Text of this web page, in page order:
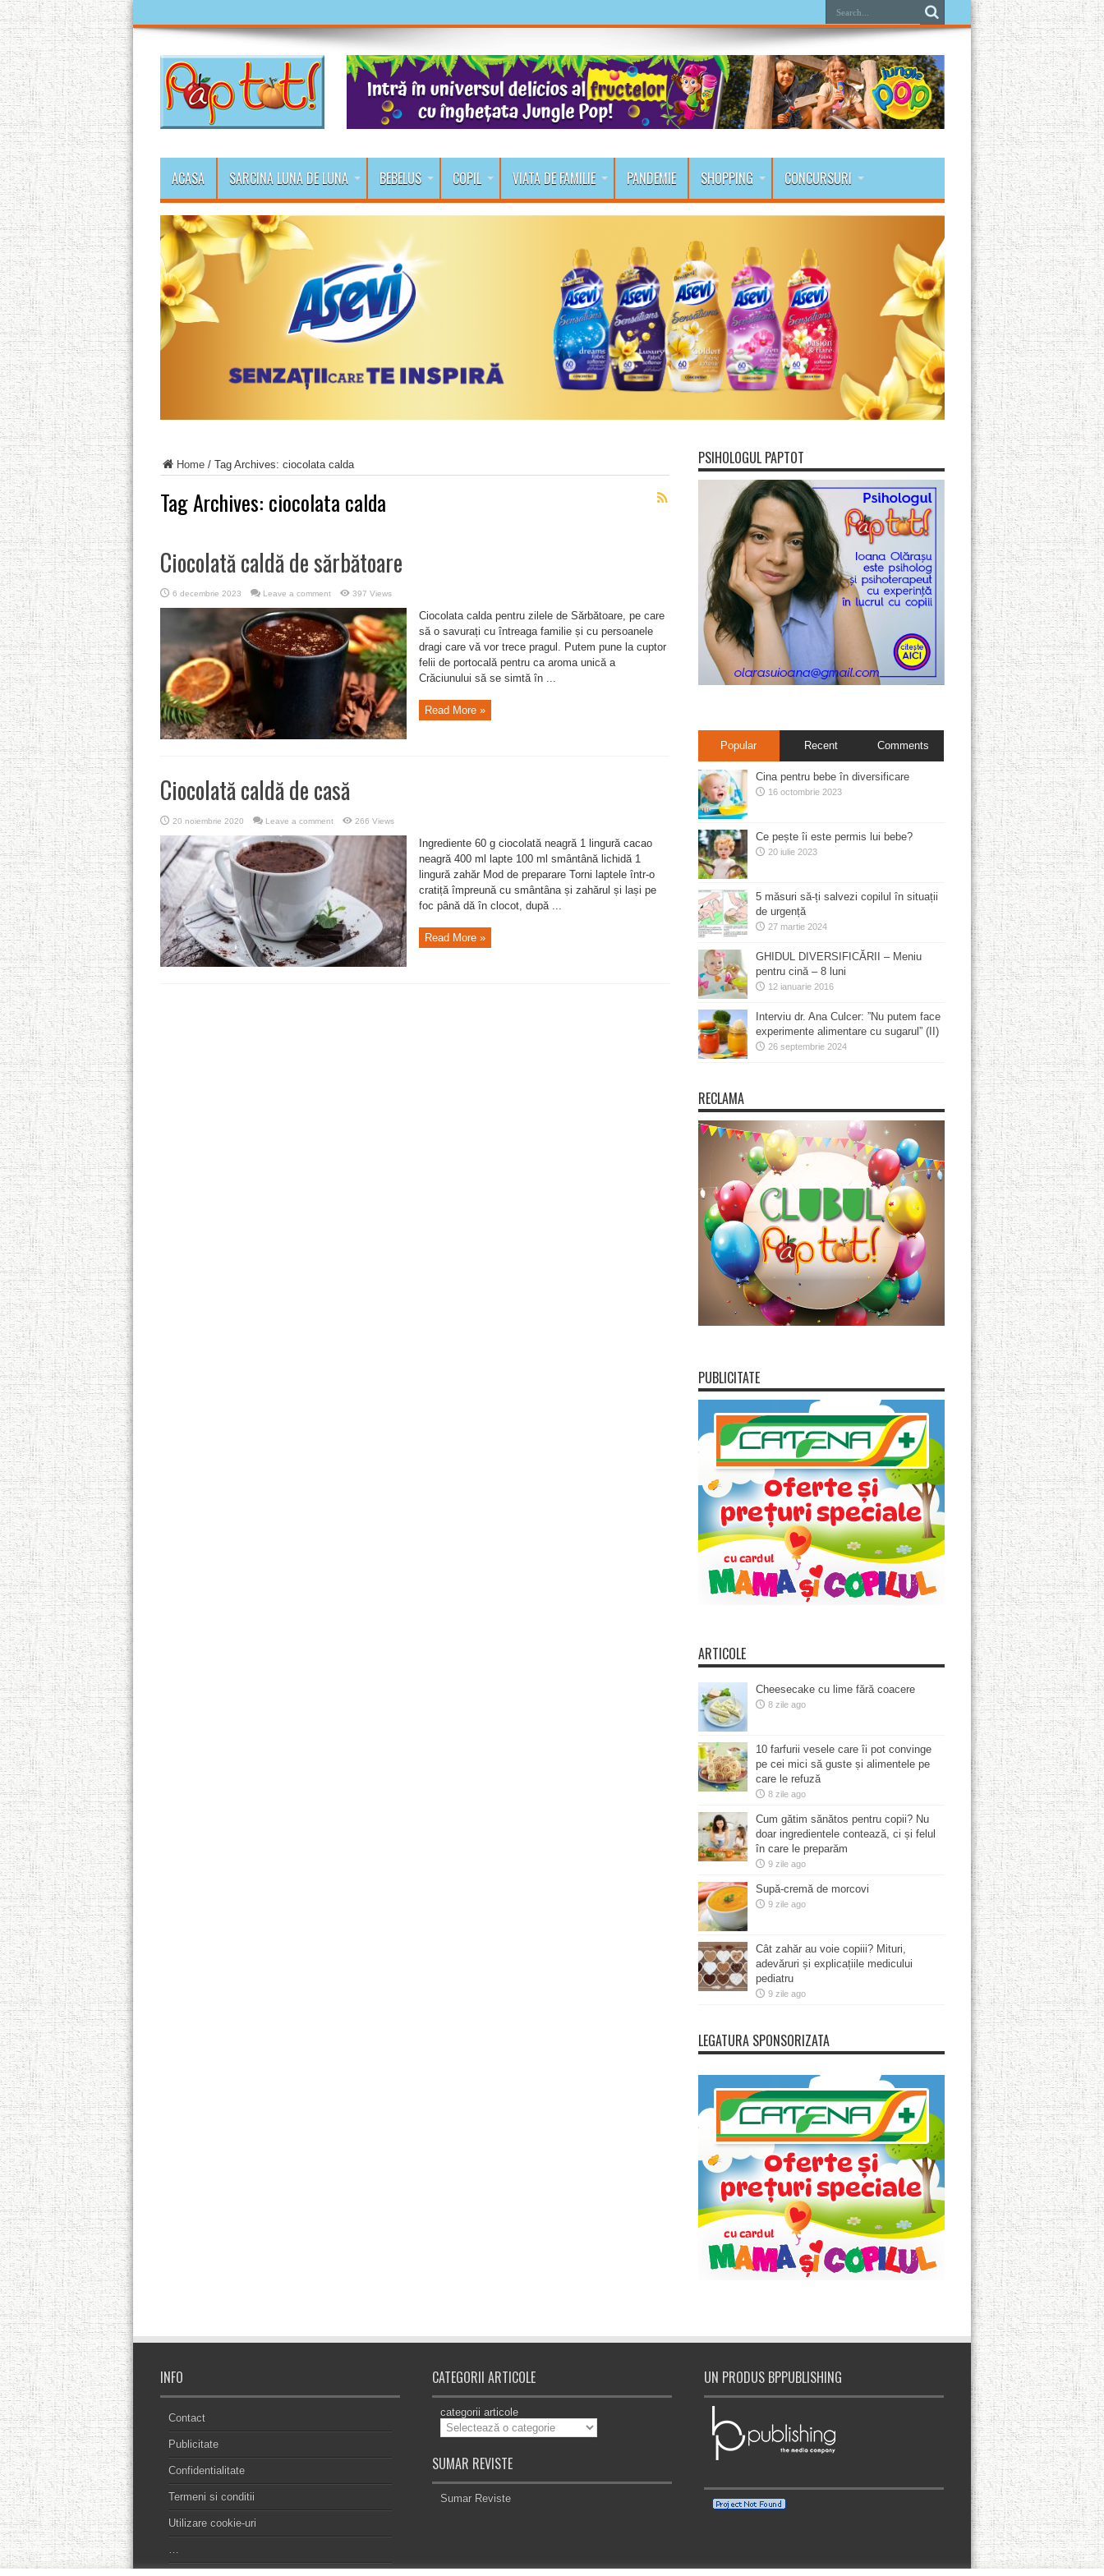
ACASA SARCINA LUNA DE LUNA BEBELUS COPIL VIATA DE FAMILIE PANDEMIE SHOPPING CONCURSURI
Home/ Tag Archives: ciocolata calda
Tag Archives: ciocolata calda
Ciocolată caldă de sărbătoare
6 decembrie 2023 Leave a comment 397 Views
Ciocolata calda pentru zilele de Sărbătoare, pe care
să o savurați cu întreaga familie și cu persoanele
dragi care vă vor trece pragul. Putem pune la cuptor
felii de portocală pentru ca aroma unică a
Crăciunului să se simtă în ...
Read More »
Ciocolată caldă de casă
20 noiembrie 2020 Leave a comment 266 Views
Ingrediente 60 g ciocolată neagră 1 lingură cacao
neagră 400 ml lapte 100 ml smântână lichidă 1
lingură zahăr Mod de preparare Torni laptele într-o
cratiță împreună cu smântâna și zahărul și lași pe
foc până dă în clocot, după ...
Read More »
PSIHOLOGUL PAPTOT
Popular Recent Comments
Cina pentru bebe în diversificare
16 octombrie 2023
Ce pește îi este permis lui bebe?
20 iulie 2023
5 măsuri să-ți salvezi copilul în situații
de urgență
27 martie 2024
GHIDUL DIVERSIFICĂRII – Meniu
pentru cină – 8 luni
12 ianuarie 2016
Interviu dr. Ana Culcer: ”Nu putem face
experimente alimentare cu sugarul” (II)
26 septembrie 2024
RECLAMA
PUBLICITATE
ARTICOLE
Cheesecake cu lime fără coacere
8 zile ago
10 farfurii vesele care îi pot convinge
pe cei mici să guste și alimentele pe
care le refuză
8 zile ago
Cum gătim sănătos pentru copii? Nu
doar ingredientele contează, ci și felul
în care le preparăm
9 zile ago
Supă-cremă de morcovi
9 zile ago
Cât zahăr au voie copiii? Mituri,
adevăruri și explicațiile medicului
pediatru
9 zile ago
LEGATURA SPONSORIZATA
INFO
Contact
Publicitate
Confidentialitate
Termeni si conditii
Utilizare cookie-uri
…
CATEGORII ARTICOLE
categorii articole
SUMAR REVISTE
Sumar Reviste
UN PRODUS BPPUBLISHING